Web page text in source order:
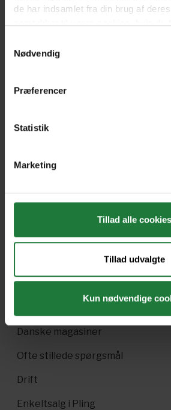
de har indsamlet fra din brug af
samtykker til vores cookies, hvis du
Nødvendig
Præferencer
Statistik
Marketing
Tillad alle cookies
Tillad udvalgte
Kun nødvendige
Go! Resort Guide 2023 Aug/
DIY Guide 2023
Nyt i Pling
Pling Favorit
Danske magasiner
Ofte stillede spørgsmål
Drift
Enkeltsalg i Pling